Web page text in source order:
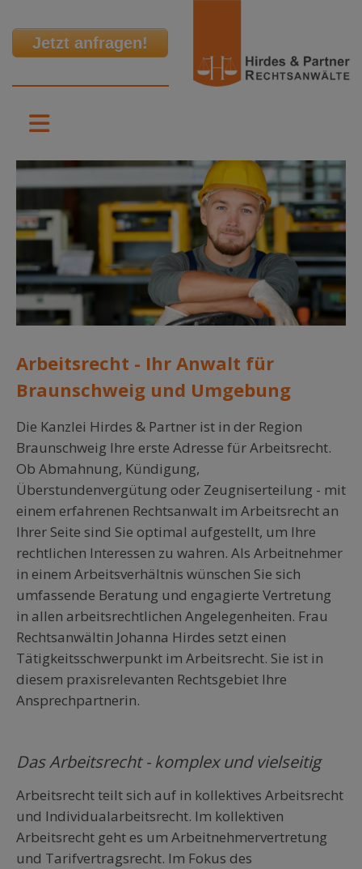
Jetzt anfragen!
Arbeitsrecht - Ihr Anwalt für
Braunschweig und Umgebung
Die Kanzlei Hirdes & Partner ist in der Region
Braunschweig Ihre erste Adresse für Arbeitsrecht.
Ob Abmahnung, Kündigung,
Überstundenvergütung oder Zeugniserteilung - mit
einem erfahrenen Rechtsanwalt im Arbeitsrecht an
Ihrer Seite sind Sie optimal aufgestellt, um Ihre
rechtlichen Interessen zu wahren. Als Arbeitnehmer
in einem Arbeitsverhältnis wünschen Sie sich
umfassende Beratung und engagierte Vertretung
in allen arbeitsrechtlichen Angelegenheiten. Frau
Rechtsanwältin Johanna Hirdes setzt einen
Tätigkeitsschwerpunkt im Arbeitsrecht. Sie ist in
diesem praxisrelevanten Rechtsgebiet Ihre
Ansprechpartnerin.
Das Arbeitsrecht - komplex und vielseitig
Arbeitsrecht teilt sich auf in kollektives Arbeitsrecht
und Individualarbeitsrecht. Im kollektiven
Arbeitsrecht geht es um Arbeitnehmervertretung
und Tarifvertragsrecht. Im Fokus des